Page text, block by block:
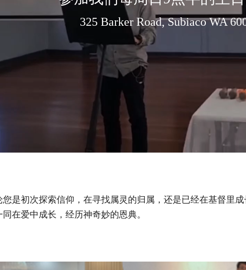
325 Barker Road, Subiaco WA
是初次探索信仰，在寻找属灵的归属，还是已经在基督里
在爱中成长，经历神奇妙的恩典。